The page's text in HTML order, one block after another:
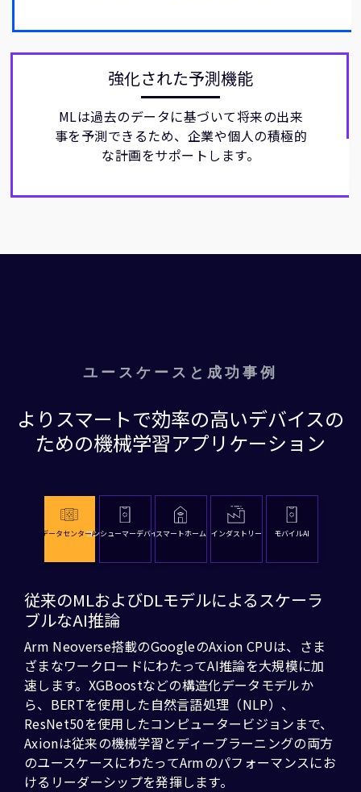
強化された予測機能
MLは過去のデータに基づいて将来の出来
事を予測できるため、企業や個人の積極的
な計画をサポートします。
ユースケースと成功事例
よりスマートで効率の高いデバイスの
ための機械学習アプリケーション
データセンターAIコンシューマーデバイススマートホーム インダストリー モバイルAI
従来のMLおよびDLモデルによるスケーラ
ブルなAI推論
Arm Neoverse搭載のGoogleのAxion CPUは、さま
ざまなワークロードにわたってAI推論を大規模に加
速します。XGBoostなどの構造化データモデルか
ら、BERTを使用した自然言語処理（NLP）、
ResNet50を使用したコンピュータービジョンまで、
Axionは従来の機械学習とディープラーニングの両方
のユースケースにわたってArmのパフォーマンスにお
けるリーダーシップを発揮します。